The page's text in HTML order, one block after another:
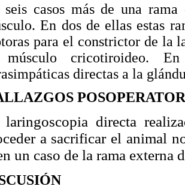
seis casos más de una
En dos de ellas estas
para el constrictor de la
cricotiroideo.
directas a la
laringoscopia directa
a sacrificar el animal
un caso de la rama